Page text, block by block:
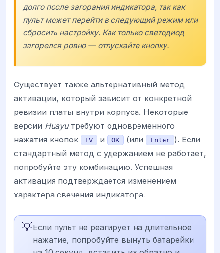
долго после загорания индикатора, так как
пульт может перейти в следующий режим или
сбросить настройку. Как только светодиод
загорелся ровно — отпускайте кнопку.
Существует также альтернативный метод
активации, который зависит от конкретной
ревизии платы внутри корпуса. Некоторые
версии Huayuтребуют одновременного
нажатия кнопок
TV и OK (или Enter
). Если
стандартный метод с удержанием не работает,
попробуйте эту комбинацию. Успешная
активация подтверждается изменением
характера свечения индикатора.
💡Если пульт не реагирует на длительное
нажатие, попробуйте вынуть батарейки